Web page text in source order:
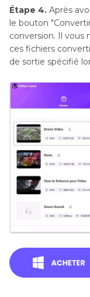
Étape 4. Après
le bouton
conversion. Il vous
ces fichiers
de sortie spécifié